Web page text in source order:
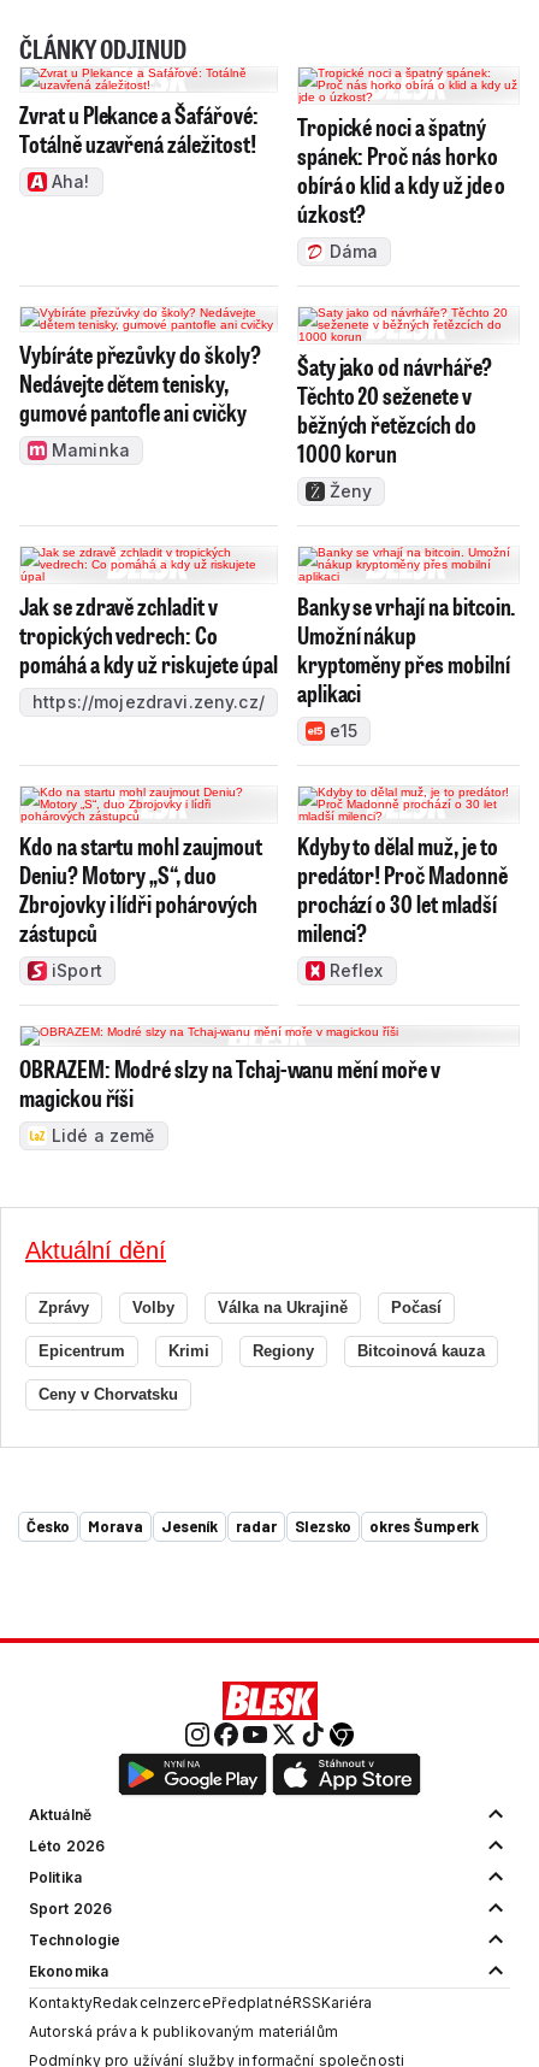
ČLÁNKY ODJINUD
Zvrat u Plekance a Šafářové:
Totálně uzavřená záležitost!
Aha!
Tropické noci a špatný
spánek: Proč nás horko
obírá o klid a kdy už jde o
úzkost?
Dáma
Vybíráte přezůvky do školy?
Nedávejte dětem tenisky,
gumové pantofle ani cvičky
Maminka
Šaty jako od návrháře?
Těchto 20 seženete v
běžných řetězcích do
1000 korun
Ženy
Jak se zdravě zchladit v
tropických vedrech: Co
pomáhá a kdy už riskujete úpal
https://mojezdravi.zeny.cz/
Banky se vrhají na bitcoin.
Umožní nákup
kryptoměny přes mobilní
aplikaci
e15
Kdo na startu mohl zaujmout
Deniu? Motory „S“, duo
Zbrojovky i lídři pohárových
zástupců
iSport
Kdyby to dělal muž, je to
predátor! Proč Madonně
prochází o 30 let mladší
milenci?
Reflex
OBRAZEM: Modré slzy na Tchaj-wanu mění moře v
magickou říši
Lidé a země
Aktuální dění
Zprávy Volby Válka na Ukrajině Počasí
Epicentrum Krimi Regiony Bitcoinová kauza
Ceny v Chorvatsku
Česko Morava Jeseník radar Slezsko okres Šumperk
Aktuálně
Léto 2026
Politika
Sport 2026
Technologie
Ekonomika
KontaktyRedakceInzercePředplatnéRSSKariéra
Autorská práva k publikovaným materiálům
Podmínky pro užívání služby informační společnosti